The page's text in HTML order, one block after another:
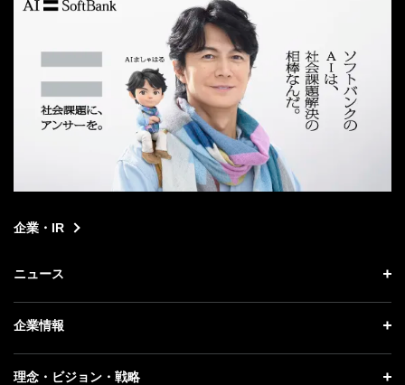
企業・IR
ニュース
ニュース トップ
プレスリリース
企業情報
企業情報 トップ
理念・ビジョン・戦略